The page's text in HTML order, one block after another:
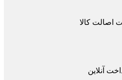
کالا
آنلاین